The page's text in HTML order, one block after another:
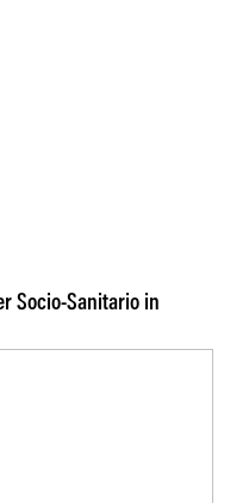
Socio-Sanitario in